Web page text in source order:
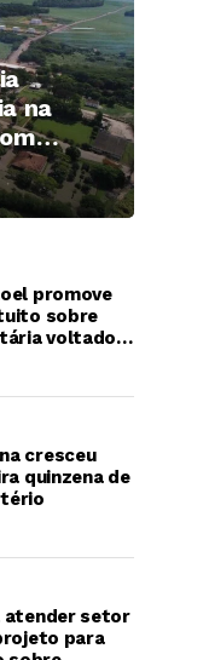
na
promove
sobre
voltado
cresceu
quinzena de
atender setor
para